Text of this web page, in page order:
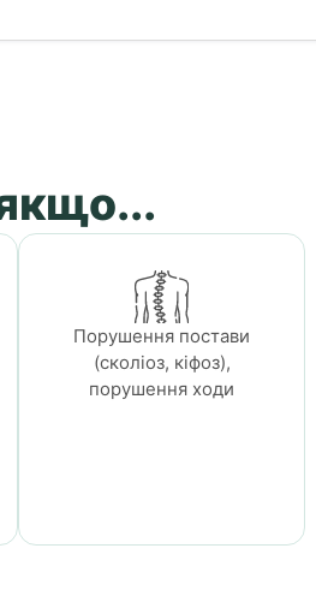
Порушення постави
(сколіоз, кіфоз),
порушення ходи